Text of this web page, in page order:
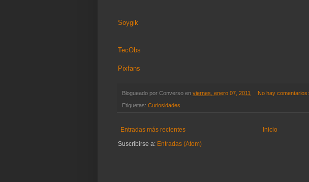
Soygik
TecObs
Pixfans
Blogueado por Converso en viernes, enero 07, 2011 No hay comentarios:
Etiquetas: Curiosidades
Entradas más recientes
Inicio
Suscribirse a: Entradas (Atom)